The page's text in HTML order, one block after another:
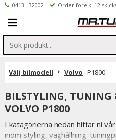
0413 - 32002 Order före kl 12
Välj bilmodell Volvo P1800
BILSTYLING, TUNING
VOLVO P1800
I katagorierna nedan hittar ni
inom styling, väghållning,